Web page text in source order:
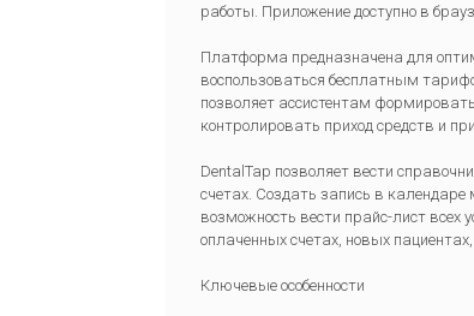
работы. Приложение доступно в
Платформа предназначена для
воспользоваться бесплатным
позволяет ассистентам
контролировать приход средств и
DentalTap позволяет вести
счетах. Создать запись в
возможность вести прайс-лист всех
оплаченных счетах, новых
Ключевые особенности